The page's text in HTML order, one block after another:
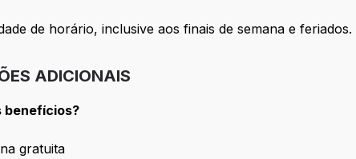
de horário, inclusive aos finais de semana e feriados.
ADICIONAIS
benefícios?
gratuita